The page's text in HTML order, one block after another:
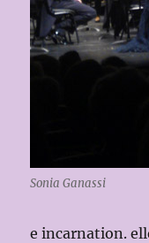
Sonia Ganassi
e incarnation.